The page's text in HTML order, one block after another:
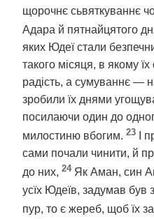
щорочнє сьвяткуваннє
Адара й пятнайцятого
яких Юдеї стали
такого місяця, в якому
радість, а сумуваннє —
зробили їх днями
посилаючи один до
милостиню вбогим. 23
І
сами почали чинити, й
до них, 24 Як Аман, син
усїх Юдеїв, задумав був
пур, то є жереб, щоб їх